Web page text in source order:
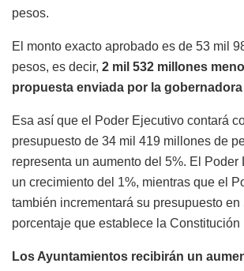
pesos.
El monto exacto aprobado es de 53 mil
pesos, es decir, 2 mil 532 millones
propuesta enviada por la gobernadora
Esa así que el Poder Ejecutivo contará
presupuesto de 34 mil 419 millones de
representa un aumento del 5%. El Poder
un crecimiento del 1%, mientras que el
también incrementará su presupuesto en
porcentaje que establece la Constitución
Los Ayuntamientos recibirán un